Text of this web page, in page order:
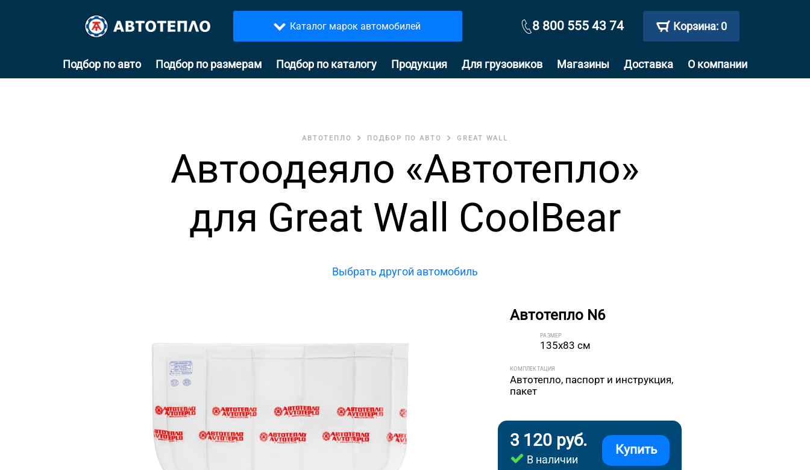
Каталог марок автомобилей 8 800 555 43 74 Корзина: 0
Подбор по авто Подбор по размерам Подбор по каталогу Продукция Для грузовиков Магазины Доставка О компании
АВТОТЕПЛО ПОДБОР ПО АВТО GREAT WALL
Автоодеяло «Автотепло»
для Great Wall CoolBear
Выбрать другой автомобиль
Автотепло N6
РАЗМЕР
135x83 см
КОМПЛЕКТАЦИЯ
Автотепло, паспорт и инструкция,
пакет
3 120 руб.
В наличии
Купить